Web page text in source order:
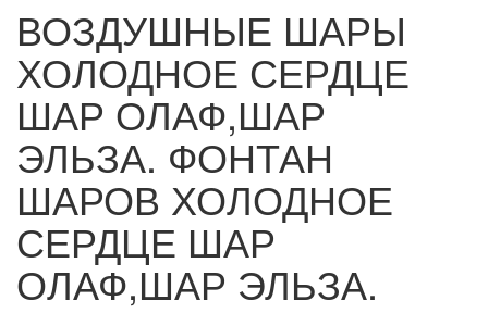
ВОЗДУШНЫЕ ШАРЫ
ХОЛОДНОЕ СЕРДЦЕ
ШАР ОЛАФ,ШАР
ЭЛЬЗА. ФОНТАН
ШАРОВ ХОЛОДНОЕ
СЕРДЦЕ ШАР
ОЛАФ,ШАР ЭЛЬЗА.